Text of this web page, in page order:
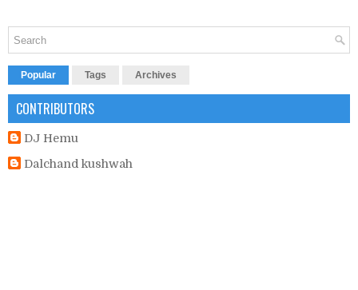
Popular Tags Archives
CONTRIBUTORS
DJ Hemu
Dalchand kushwah